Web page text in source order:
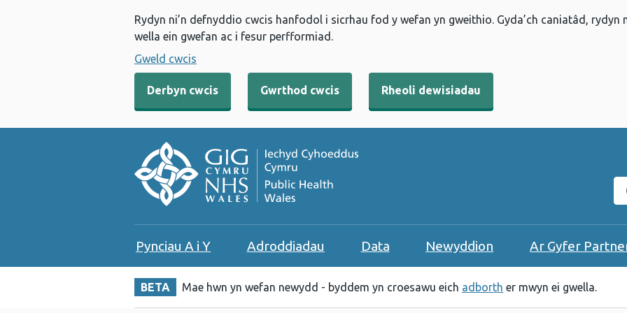
Rydyn ni’n defnyddio cwcis hanfodol i sicrhau fod y wefan yn gweithio. Gyda’ch caniatâd,
wella ein gwefan ac i fesur perfformiad.
Gweld cwcis
Derbyn cwcis Gwrthod cwcis Rheoli dewisiadau
Pynciau A i Y Adroddiadau Data Newyddion Ar Gyfer
BETA Mae hwn yn wefan newydd - byddem yn croesawu eich adborth er mwyn ei gwella.